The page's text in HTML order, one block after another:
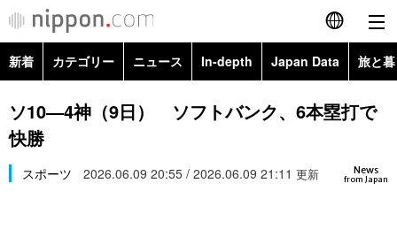
English
简体字
カテゴリー
新着 カテゴリー ニュース In-depth Japan Data 旅と
政治・外交
経済・ビジネス
Topics
ソ10―4神（9日） ソフトバンク、6本塁打で
快勝
News
from Japan
スポーツ 2026.06.09 20:55 / 2026.06.09 21:11 更新